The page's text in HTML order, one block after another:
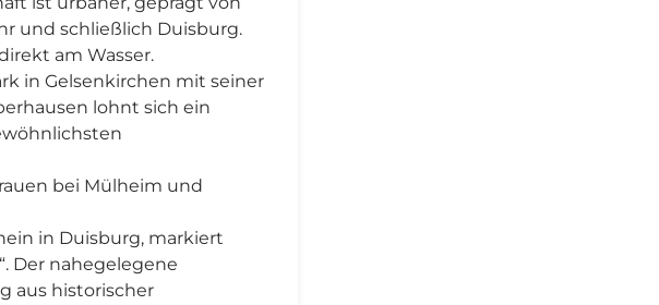
und schließlich Duisburg.
am Wasser.
in Gelsenkirchen mit seiner
lohnt sich ein
bei Mülheim und
in Duisburg, markiert
Der nahegelegene
aus historischer